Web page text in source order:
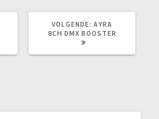
VOLGENDE: VOLGEND
BERICHT:
AYRA
8CH DMX BOOSTER